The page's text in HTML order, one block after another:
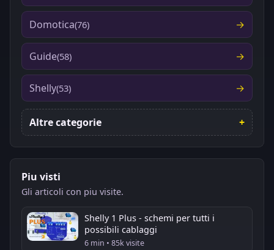
Domotica(76)
Guide(58)
Shelly(53)
Altre categorie
Piu visti
Gli articoli con piu visite.
Shelly 1 Plus - schemi per tutti i
possibili cablaggi
6 min • 85k visite